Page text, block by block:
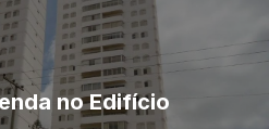
no Edifício